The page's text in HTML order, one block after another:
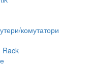
комутатори
Rack